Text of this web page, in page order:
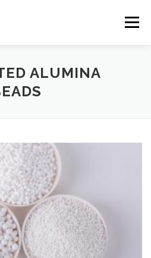
Menu
CATALYST-CARRIER
ALUMINA